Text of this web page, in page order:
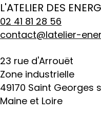
L'ATELIER DES
02 41 81 28 56
contact@latelier-
23 rue d'Arrouët
Zone industrielle
49170 Saint Georges
Maine et Loire